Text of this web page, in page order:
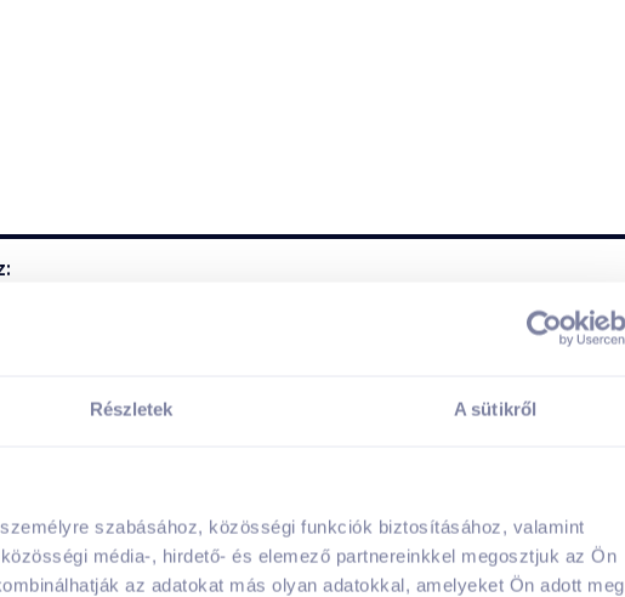
Részletek A sütikről
szabásához, közösségi funkciók biztosításához, valamint
média-, hirdető- és elemező partnereinkkel megosztjuk az Ön
az adatokat más olyan adatokkal, amelyeket Ön adott meg
melegítse az ételt mikrohullámú sütőben 750 W fokozaton.